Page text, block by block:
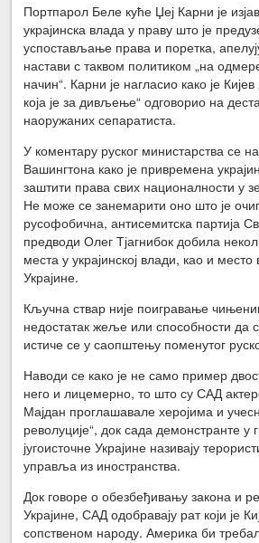
Портпарол Беле куће Џеј Карни је
украјинска влада у праву што је
успостављање права и поретка,
настави с таквом политиком „на
начин“. Карни је нагласио како је
која је за дивљење“ одговорио на
наоружаних сепаратиста.
У коментару руског министарства се
Вашингтона како је привремена
заштити права свих националности у
Не може се занемарити оно што је
русофобична, антисемитска партија
предводи Олег Тјагнибок добила
места у украјинској влади, као и
Украјине.
Кључна ствар није поигравање
недостатак жеље или способности да
истиче се у саопштењу поменутог
Наводи се како је не само пример
него и лицемерно, то што су САД
Мајдан проглашавале херојима и
револуције“, док сада демонстранте у
југоисточне Украјине називају
управља из иностранства.
Док говоре о обезбеђивању закона и
Украјине, САД одобравају рат који је
сопственом народу. Америка би